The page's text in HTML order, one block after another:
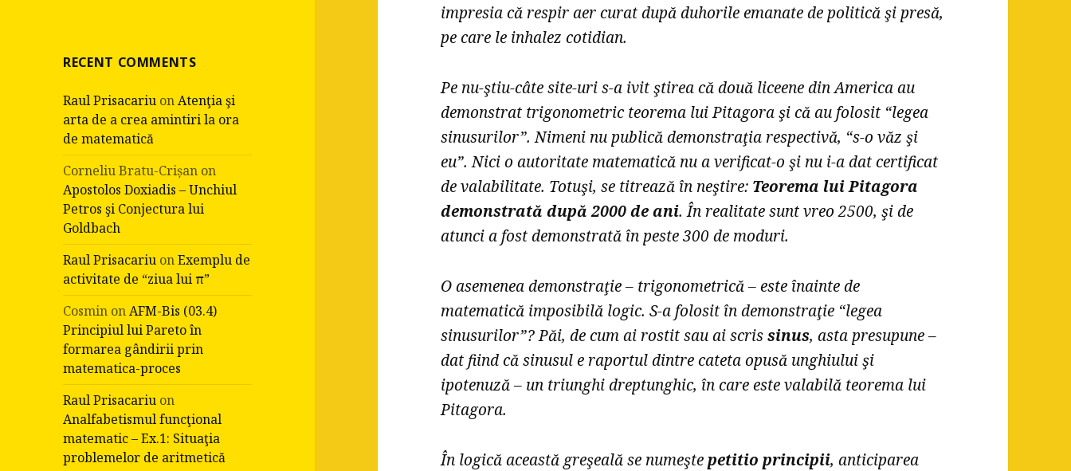
RECENT COMMENTS
Raul Prisacariu onAtenţia şi
arta de a crea amintiri la ora
de matematică
Corneliu Bratu-Crișan on
Apostolos Doxiadis – Unchiul
Petros şi Conjectura lui
Goldbach
Raul Prisacariu onExemplu de
activitate de “ziua lui π”
Cosmin onAFM-Bis (03.4)
Principiul lui Pareto în
formarea gândirii prin
matematica-proces
Raul Prisacariu on
Analfabetismul funcţional
matematic – Ex.1: Situaţia
problemelor de aritmetică
impresia că respir aer curat după duhorile emanate de politică şi presă,
pe care le inhalez cotidian.
Pe nu-ştiu-câte site-uri s-a ivit ştirea că două liceene din America au
demonstrat trigonometric teorema lui Pitagora şi că au folosit “legea
sinusurilor”. Nimeni nu publică demonstraţia respectivă, “s-o văz şi
eu”. Nici o autoritate matematică nu a verificat-o şi nu i-a dat certificat
de valabilitate. Totuşi, se titrează în neştire: Teorema lui Pitagora
demonstrată după 2000 de ani. În realitate sunt vreo 2500, şi de
atunci a fost demonstrată în peste 300 de moduri.
O asemenea demonstraţie – trigonometrică – este înainte de
matematică imposibilă logic. S-a folosit în demonstraţie “legea
sinusurilor”? Păi, de cum ai rostit sau ai scrissinus, asta presupune –
dat fiind că sinusul e raportul dintre cateta opusă unghiului şi
ipotenuză – un triunghi dreptunghic, în care este valabilă teorema lui
Pitagora.
În logică această greşeală se numeştepetitio principii, anticiparea